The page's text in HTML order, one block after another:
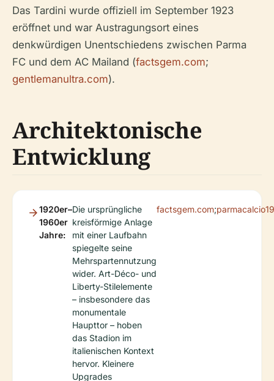
Das Tardini wurde offiziell im September 1923
eröffnet und war Austragungsort eines
denkwürdigen Unentschiedens zwischen Parma
FC und dem AC Mailand (factsgem.com;
gentlemanultra.com).
Architektonische
Entwicklung
1920er–
1960er
Jahre:
Die ursprüngliche
kreisförmige Anlage
mit einer Laufbahn
spiegelte seine
Mehrspartennutzung
wider. Art-Déco- und
Liberty-Stilelemente
– insbesondere das
monumentale
Haupttor – hoben
das Stadion im
italienischen Kontext
hervor. Kleinere
Upgrades
factsgem.com;